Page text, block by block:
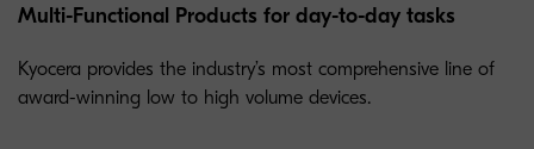
Multi-Functional Products for day-to-day tasks
Kyocera provides the industry’s most comprehensive line of
award-winning low to high volume devices.